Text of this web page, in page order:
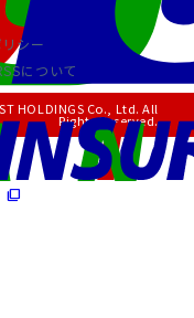
シー
について
HOLDINGS Co., Ltd. All
Rights Reserved.